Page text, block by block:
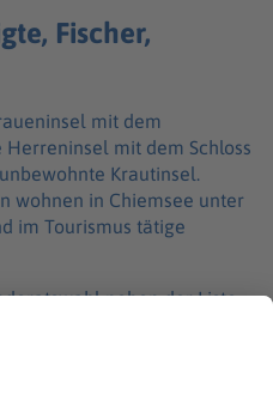
Fischer,
mit dem
mit dem Schloss
Krautinsel.
wohnen in Chiemsee unter
im Tourismus tätige
neben der Liste
Chiemsee auch eine
war bisher auch im
schaffte es die einzige